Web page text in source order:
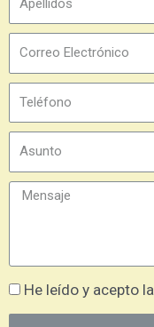
He leído y acepto la